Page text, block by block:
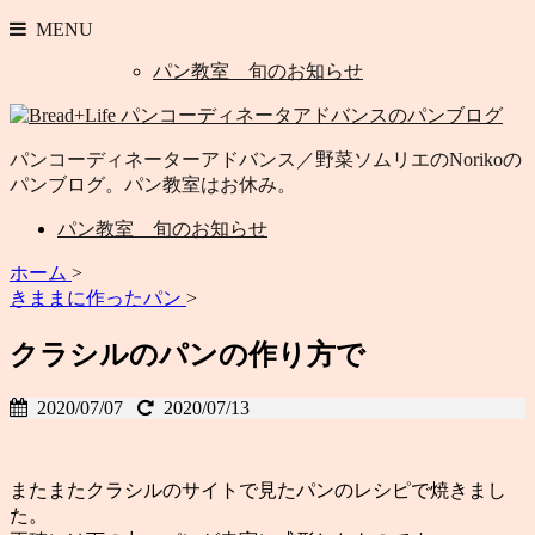
MENU
パン教室 旬のお知らせ
パンコーディネーターアドバンス／野菜ソムリエのNorikoの
パンブログ。パン教室はお休み。
パン教室 旬のお知らせ
ホーム >
きままに作ったパン >
クラシルのパンの作り方で
2020/07/07 2020/07/13
またまたクラシルのサイトで見たパンのレシピで焼きまし
た。